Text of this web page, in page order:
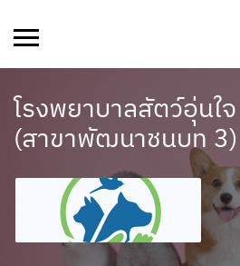
โรงพยาบาลสัตว์อุ่นใจ
(สาขาพัฒนาชนบท 3)